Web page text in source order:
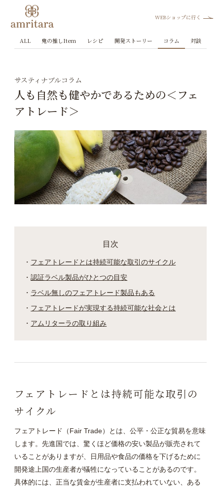
WEBショップに行く
ALL 鬼の推しItem レシピ 開発ストーリー コラム 対談
サスティナブルコラム
人も自然も健やかであるための＜フェ
アトレード＞
目次
フェアトレードとは持続可能な取引のサイクル
認証ラベル製品がひとつの目安
ラベル無しのフェアトレード製品もある
フェアトレードが実現する持続可能な社会とは
アムリターラの取り組み
フェアトレードとは持続可能な取引の
サイクル
フェアトレード（Fair Trade）とは、公平・公正な貿易を意味
します。先進国では、驚くほど価格の安い製品が販売されて
いることがありますが、日用品や食品の価格を下げるために
開発途上国の生産者が犠牲になっていることがあるのです。
具体的には、正当な賃金が生産者に支払われていない、ある